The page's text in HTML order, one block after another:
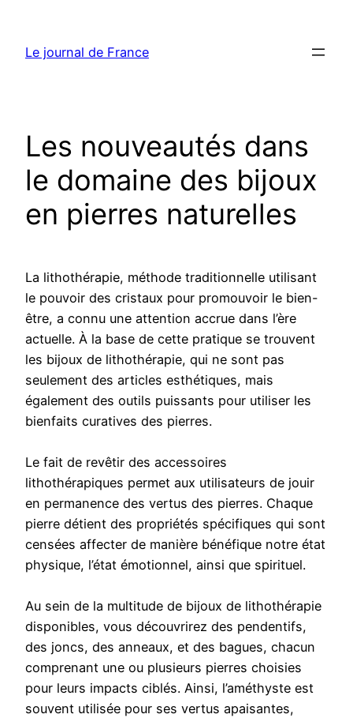
contenu
Le journal de France
Les nouveautés dans
le domaine des bijoux
en pierres naturelles
La lithothérapie, méthode traditionnelle utilisant
le pouvoir des cristaux pour promouvoir le bien-
être, a connu une attention accrue dans l’ère
actuelle. À la base de cette pratique se trouvent
les bijoux de lithothérapie, qui ne sont pas
seulement des articles esthétiques, mais
également des outils puissants pour utiliser les
bienfaits curatives des pierres.
Le fait de revêtir des accessoires
lithothérapiques permet aux utilisateurs de jouir
en permanence des vertus des pierres. Chaque
pierre détient des propriétés spécifiques qui sont
censées affecter de manière bénéfique notre état
physique, l’état émotionnel, ainsi que spirituel.
Au sein de la multitude de bijoux de lithothérapie
disponibles, vous découvrirez des pendentifs,
des joncs, des anneaux, et des bagues, chacun
comprenant une ou plusieurs pierres choisies
pour leurs impacts ciblés. Ainsi, l’améthyste est
souvent utilisée pour ses vertus apaisantes,